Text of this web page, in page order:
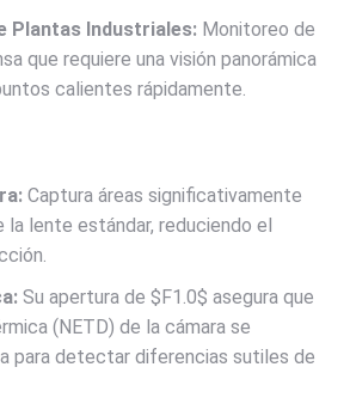
Plantas Industriales: Monitoreo de
que requiere una visión panorámica
calientes rápidamente.
Captura áreas significativamente
la lente estándar, reduciendo el
Su apertura de $F1.0$ asegura que
(NETD) de la cámara se
para detectar diferencias sutiles de